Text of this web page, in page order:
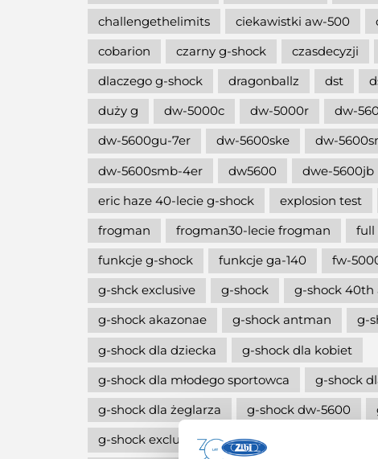
challengethelimits
ciekawistki aw-500
cobarion
czarny g-shock czasdecyzji
dlaczego g-shock
dragonballz dst
duży g
dw-5000c dw-5000r
dw-
dw-5600gu-7er
dw-5600ske
dw-
dw-5600smb-4er
dw5600 dwe-5600jb
eric haze 40-lecie g-shock
explosion test
frogman
frogman30-lecie frogman
full
funkcje g-shock
funkcje ga-140 fw-
g-shck exclusive
g-shock
g-shock 40th
g-shock akazonae
g-shock antman
g-
g-shock dla dziecka
g-shock dla kobiet
g-shock dla młodego sportowca
g-shock
g-shock dla żeglarza
g-shock dw-5600
g-shock exclusive
g-shock fan club poland